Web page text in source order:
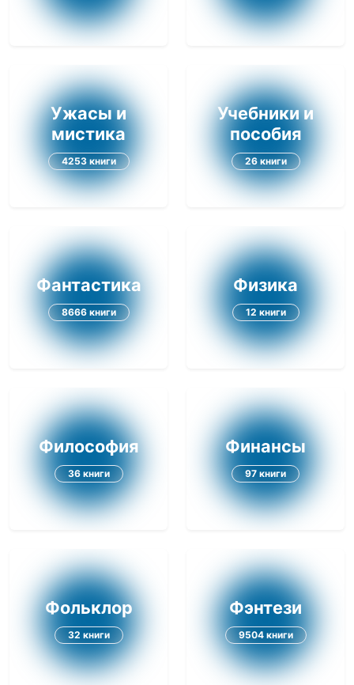
Ужасы и
мистика
4253 книги
Учебники и
пособия
26 книги
Фантастика
8666 книги
Физика
12 книги
Философия
36 книги
Финансы
97 книги
Фольклор
32 книги
Фэнтези
9504 книги